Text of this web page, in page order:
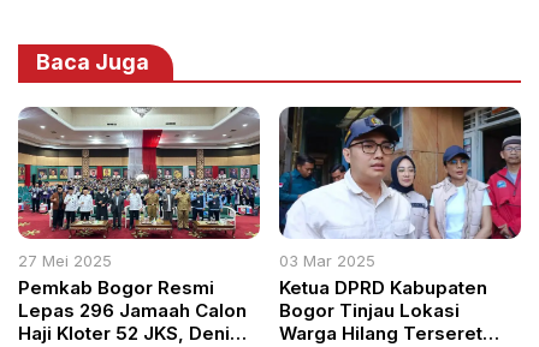
Baca Juga
27 Mei 2025
Pemkab Bogor Resmi
Lepas 296 Jamaah Calon
Haji Kloter 52 JKS, Deni
03 Mar 2025
Ketua DPRD Kabupaten
Bogor Tinjau Lokasi
Warga Hilang Terseret